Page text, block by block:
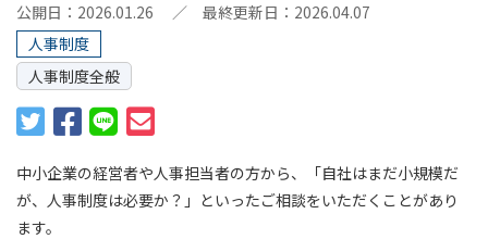
公開日：2026.01.26
／ 最終更新日：2026.04.07
人事制度
人事制度全般
中小企業の経営者や人事担当者の方から、「自社はまだ小規模だ
が、人事制度は必要か？」といったご相談をいただくことがあり
ます。